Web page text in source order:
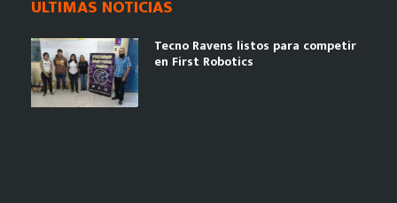
ULTIMAS NOTICIAS
Tecno Ravens listos para competir
en First Robotics